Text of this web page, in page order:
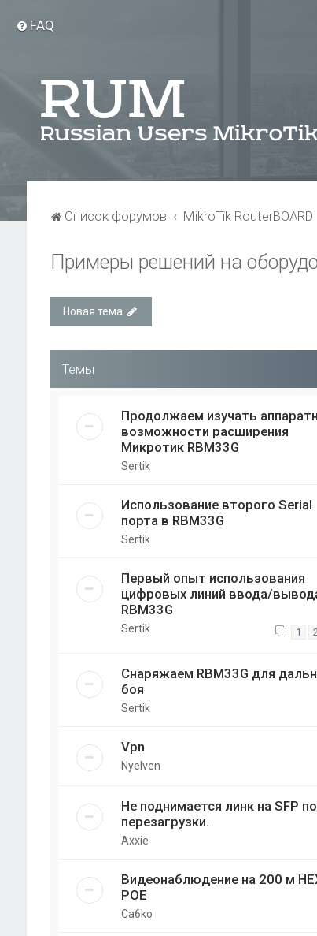
FAQ
Список форумов MikroTik RouterBOARD
Примеры решений на
Новая тема
Темы
Продолжаем изучать
возможности расширения
Микротик RBM33G
Sertik
Использование второго Serial
порта в RBM33G
Sertik
Первый опыт использования
цифровых линий ввода/
RBM33G
Sertik 1
Снаряжаем RBM33G для
боя
Sertik
Vpn
Nyelven
Не поднимается линк на SFP
перезагрузки.
Axxie
Видеонаблюдение на 200 м
РОЕ
Ca6ko